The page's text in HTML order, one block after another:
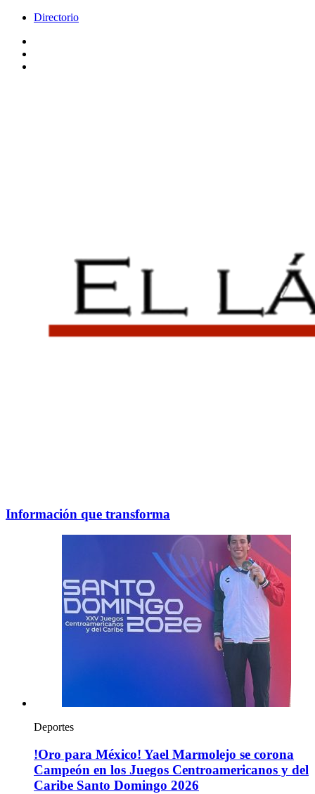
Directorio
Información que transforma
Deportes
!Oro para México! Yael Marmolejo se corona
Campeón en los Juegos Centroamericanos y del
Caribe Santo Domingo 2026